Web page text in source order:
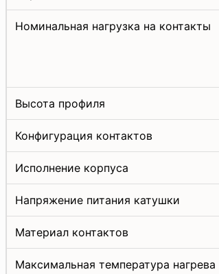
Номинальная нагрузка на контакты
Высота профиля
Конфигурация контактов
Исполнение корпуса
Напряжение питания катушки
Материал контактов
Максимальная температура нагрева